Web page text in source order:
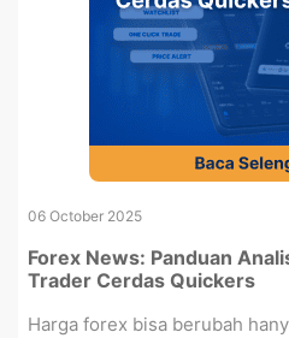
06 October 2025
Forex News: Panduan
Trader Cerdas Quickers
Harga forex bisa berubah